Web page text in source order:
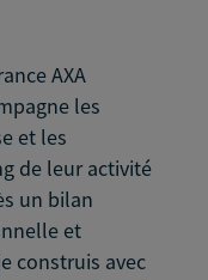
AXA
les
et les
de leur activité
un bilan
et
construis avec